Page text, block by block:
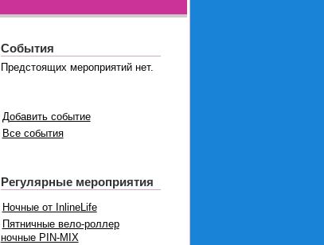
События
Предстоящих мероприятий нет.
Добавить событие
Все события
Регулярные мероприятия
Ночные от InlineLife
Пятничные вело-роллер
ночные PIN-MIX